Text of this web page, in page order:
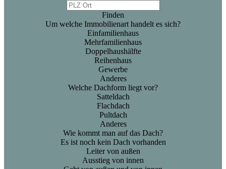
Finden
Um welche Immobilienart handelt es sich?
Einfamilienhaus
Mehrfamilienhaus
Doppelhaushälfte
Reihenhaus
Gewerbe
Anderes
Welche Dachform liegt vor?
Satteldach
Flachdach
Pultdach
Anderes
Wie kommt man auf das Dach?
Es ist noch kein Dach vorhanden
Leiter von außen
Ausstieg von innen